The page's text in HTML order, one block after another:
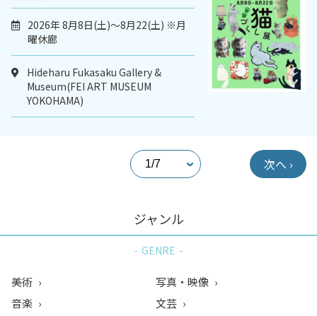
2026年 8月8日(土)～8月22(土) ※月
曜休廊
Hideharu Fukasaku Gallery &
Museum(FEI ART MUSEUM
YOKOHAMA)
次へ ›
ジャンル
GENRE
美術
音楽
写真・映像
文芸